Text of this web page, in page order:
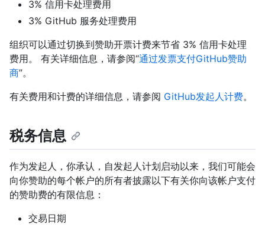
3% 信用卡处理费用
3% GitHub 服务处理费用
组织可以通过切换到赞助开票计费来节省 3% 信用卡处理
费用。 有关详细信息，请参阅“通过发票支付GitHub赞助
商”。
有关费用和计费的详细信息，请参阅 GitHub发起人计费。
税务信息
作为发起人，你承认，自发起人计划启动以来，我们可能会
向你赞助的每个帐户的所有者披露以下有关你向该帐户支付
的赞助费的有限信息：
交易日期